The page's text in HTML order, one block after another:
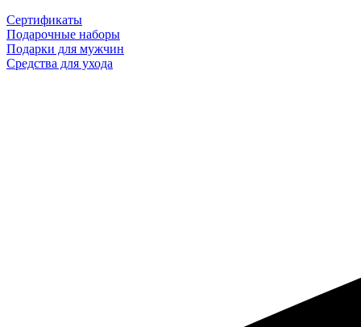
Сертификаты
Подарочные наборы
Подарки для мужчин
Средства для ухода